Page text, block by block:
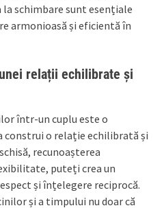
schimbare sunt esențiale
armonioasă și eficientă în
relații echilibrate și
într-un cuplu este o
o relație echilibrată și
recunoașterea
puteți crea un
și înțelegere reciprocă.
și a timpului nu doar că